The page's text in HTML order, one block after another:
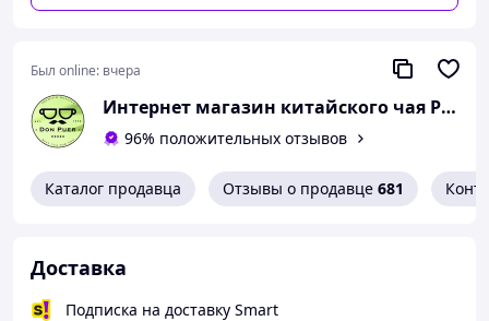
Был online: вчера
Интернет магазин китайского чая PuerUA.com
96% положительных отзывов
Каталог продавца Отзывы о продавце 681
Доставка
Подписка на доставку Smart